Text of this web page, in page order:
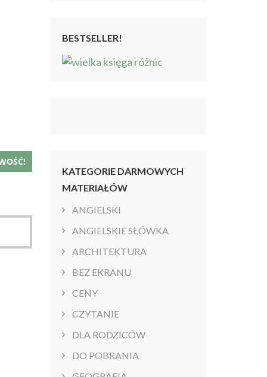
BESTSELLER!
KATEGORIE DARMOWYCH
MATERIAŁÓW
ANGIELSKI
ANGIELSKIE SŁÓWKA
ARCHITEKTURA
BEZ EKRANU
CENY
CZYTANIE
DLA RODZICÓW
DO POBRANIA